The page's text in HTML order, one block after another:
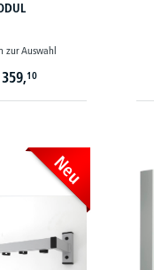
zur Auswahl
359,10
Neu